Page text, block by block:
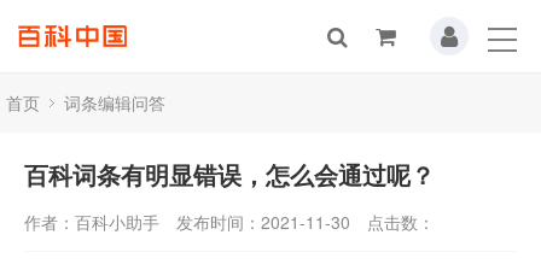
首页 词条编辑问答
百科词条有明显错误，怎么会通过呢？
作者：百科小助手 发布时间：2021-11-30 点击数：